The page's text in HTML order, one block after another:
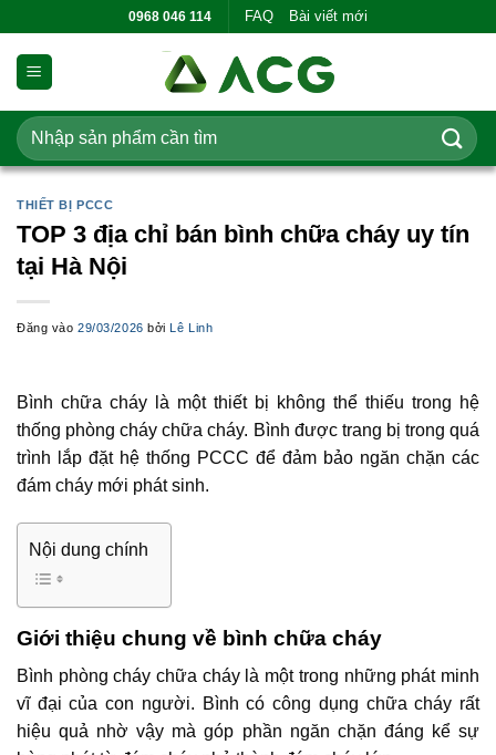
dung
0968 046 114 FAQ Bài viết mới
Tìm
kiếm:
THIẾT BỊ PCCC
TOP 3 địa chỉ bán bình chữa cháy uy tín
tại Hà Nội
Đăng vào29/03/2026 bởiLê Linh
Bình chữa cháy là một thiết bị không thể thiếu trong hệ
thống phòng cháy chữa cháy. Bình được trang bị trong quá
trình lắp đặt hệ thống PCCC để đảm bảo ngăn chặn các
đám cháy mới phát sinh.
Nội dung chính
Giới thiệu chung về bình chữa cháy
Bình phòng cháy chữa cháy là một trong những phát minh
vĩ đại của con người. Bình có công dụng chữa cháy rất
hiệu quả nhờ vậy mà góp phần ngăn chặn đáng kể sự